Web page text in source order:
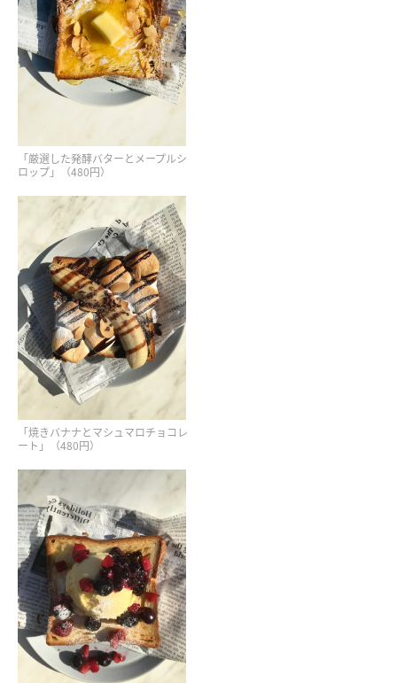
「厳選した発酵バターとメープルシ
ロップ」（480円）
「焼きバナナとマシュマロチョコレ
ート」（480円）